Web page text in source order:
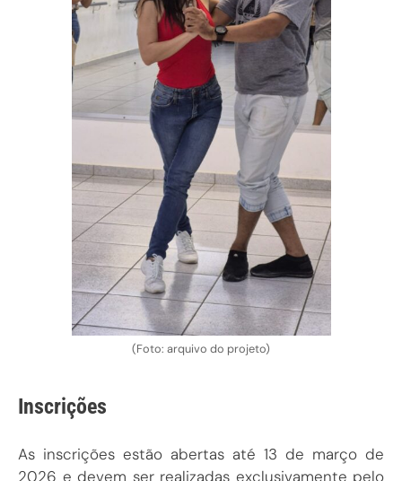
(Foto: arquivo do projeto)
Inscrições
As inscrições estão abertas até 13 de março de
2026 e devem ser realizadas exclusivamente pelo